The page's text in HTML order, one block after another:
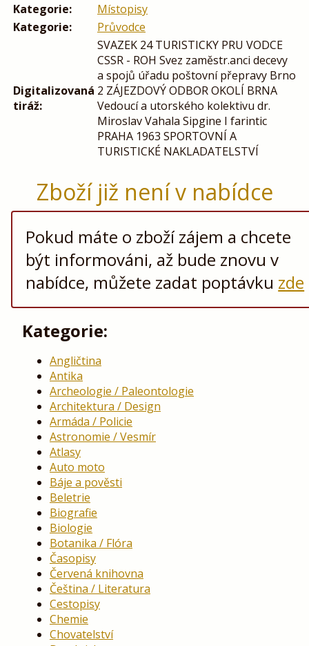
Kategorie:
Místopisy
Kategorie:
Průvodce
Digitalizovaná
tiráž:
SVAZEK 24 TURISTICKY PRU VODCE
CSSR - ROH Svez zaměstr.anci decevy
a spojů úřadu poštovní přepravy Brno
2 ZÁJEZDOVÝ ODBOR OKOLÍ BRNA
Vedoucí a utorského kolektivu dr.
Miroslav Vahala Sipgine I farintic
PRAHA 1963 SPORTOVNÍ A
TURISTICKÉ NAKLADATELSTVÍ
Zboží již není v nabídce
Pokud máte o zboží zájem a chcete
být informováni, až bude znovu v
nabídce, můžete zadat poptávku zde
Kategorie:
Angličtina
Antika
Archeologie / Paleontologie
Architektura / Design
Armáda / Policie
Astronomie / Vesmír
Atlasy
Auto moto
Báje a pověsti
Beletrie
Biografie
Biologie
Botanika / Flóra
Časopisy
Červená knihovna
Čeština / Literatura
Cestopisy
Chemie
Chovatelství